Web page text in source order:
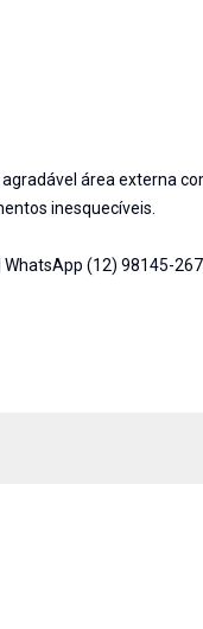
área externa
inesquecíveis.
(12) 98145-